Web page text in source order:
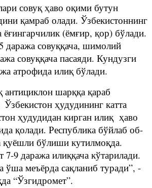
совуқ ҳаво оқими бутун
қамраб олади. Ўзбекистоннинг
(ёмғир, қор) бўлади.
даража совуққача, шимолий
совуққача пасаяди. Кундузги
атрофида илиқ бўлади.
антициклон шарққа қараб
Ўзбекистон ҳудудининг катта
ҳудудидан кирган илиқ ҳаво
қолади. Республика бўйлаб об-
қуёшли бўлиши кутилмоқда.
7-9 даража илиққача кўтарилади.
ўша меъёрда сақланиб туради”, -
“Ўзгидромет”.